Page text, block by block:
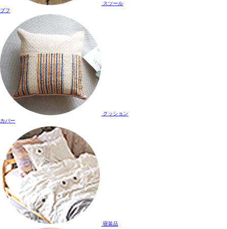
スツール
プフ
クッション
カバー
寝装品